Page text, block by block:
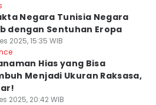
Negara Tunisia Negara
dengan Sentuhan Eropa
2025, 15:35 WIB
Hias yang Bisa
Menjadi Ukuran Raksasa,
2025, 20:42 WIB